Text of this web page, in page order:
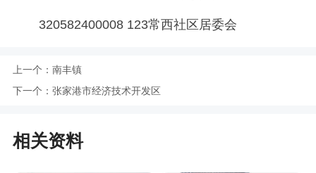
320582400008 123常西社区居委会
上一个： 南丰镇
下一个： 张家港市经济技术开发区
相关资料